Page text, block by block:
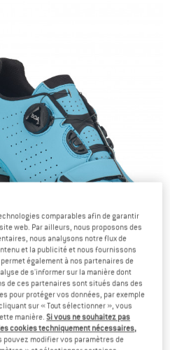
comparables afin de garantir
web. Par ailleurs, nous proposons des
nous analysons notre flux de
et la publicité et nous fournissons
également à nos partenaires de
de s'informer sur la manière dont
de ces partenaires sont situés dans des
pour protéger vos données, par exemple
sur « Tout sélectionner », vous
manière.Si vous ne souhaitez pas
cookies techniquement nécessaires,
pouvez modifier vos paramètres de